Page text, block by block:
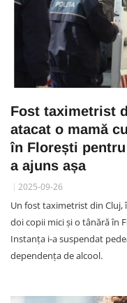
Fost taximetrist
atacat o mamă
în Florești
a ajuns așa
2025-09-26
Un fost taximetrist din Cluj,
doi copii mici și o tânără în
Instanța i-a suspendat
dependența de alcool.